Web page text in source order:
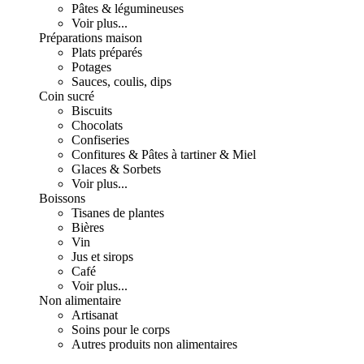
Pâtes & légumineuses
Voir plus...
Préparations maison
Plats préparés
Potages
Sauces, coulis, dips
Coin sucré
Biscuits
Chocolats
Confiseries
Confitures & Pâtes à tartiner & Miel
Glaces & Sorbets
Voir plus...
Boissons
Tisanes de plantes
Bières
Vin
Jus et sirops
Café
Voir plus...
Non alimentaire
Artisanat
Soins pour le corps
Autres produits non alimentaires